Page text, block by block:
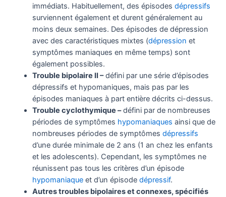
immédiats. Habituellement, des épisodes dépressifs
surviennent également et durent généralement au
moins deux semaines. Des épisodes de dépression
avec des caractéristiques mixtes (dépression et
symptômes maniaques en même temps) sont
également possibles.
Trouble bipolaire II –défini par une série d’épisodes
dépressifs et hypomaniques, mais pas par les
épisodes maniaques à part entière décrits ci-dessus.
Trouble cyclothymique –défini par de nombreuses
périodes de symptômes hypomaniaques ainsi que de
nombreuses périodes de symptômes dépressifs
d’une durée minimale de 2 ans (1 an chez les enfants
et les adolescents). Cependant, les symptômes ne
réunissent pas tous les critères d’un épisode
hypomaniaqueet d’un épisode dépressif.
Autres troubles bipolaires et connexes, spécifiés